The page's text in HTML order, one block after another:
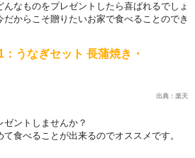
なものをプレゼントしたら喜ばれるでしょ
だからこそ贈りたいお家で食べることのでき
：うなぎセット 長蒲焼き ・
出典：楽天
ントしませんか？
て食べることが出来るのでオススメです。